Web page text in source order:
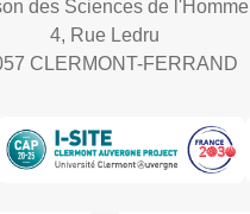
des Sciences de l'Homme
4, Rue Ledru
CLERMONT-FERRAND